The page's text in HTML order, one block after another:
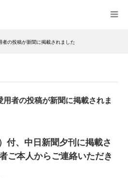
者の投稿が新聞に掲載されました
用者の投稿が新聞に掲載されま
付、中日新聞夕刊に掲載さ
ご本人からご連絡いただき